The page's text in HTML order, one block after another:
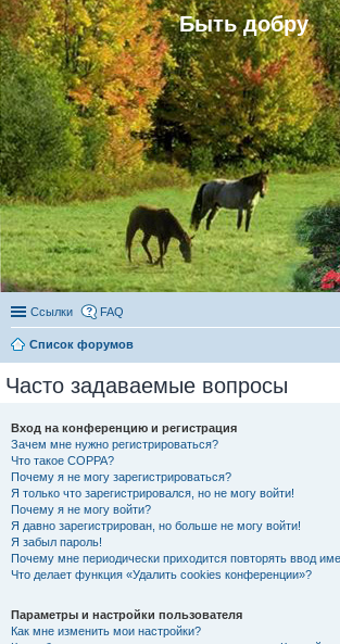
Быть добру
Ссылки FAQ
Список форумов
Часто задаваемые вопросы
Вход на конференцию и регистрация
Зачем мне нужно регистрироваться?
Что такое COPPA?
Почему я не могу зарегистрироваться?
Я только что зарегистрировался, но не могу войти!
Почему я не могу войти?
Я давно зарегистрирован, но больше не могу войти!
Я забыл пароль!
Почему мне периодически приходится повторять ввод
Что делает функция «Удалить cookies конференции»?
Параметры и настройки пользователя
Как мне изменить мои настройки?